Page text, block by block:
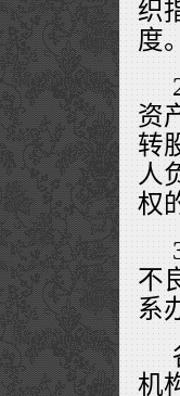
织
度
资
转
人
权
不
系
机